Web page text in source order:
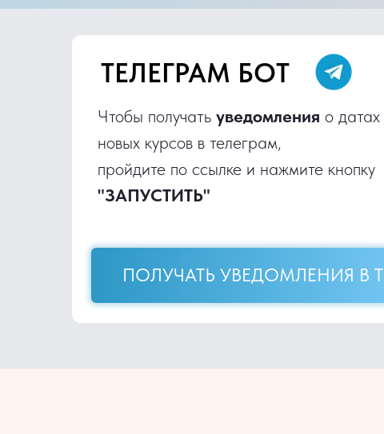
ПОЛУЧАТЬ УВЕДОМЛЕНИЯ В
ТЕЛЕГРАМ БОТ
Чтобы получать уведомления о датах
новых курсов в телеграм,
пройдите по ссылке и нажмите кнопку
"ЗАПУСТИТЬ"